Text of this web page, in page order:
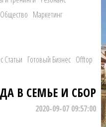
Общество Маркетинг
Статьи Готовый Бизнес Offtop
В СЕМЬЕ И СБОР
2020-09-07 09:57:00